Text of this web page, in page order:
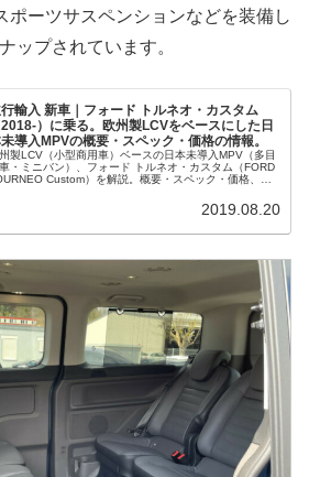
ポーツサスペンションなどを装備し
ップされています。
輸入 新車｜フォード トルネオ・カスタム
2018-）に乗る。欧州製LCVをベースにした日
導入MPVの概要・スペック・価格の情報。
製LCV（小型商用車）ベースの日本未導入MPV（多目
・ミニバン）、フォード トルネオ・カスタム（FORD
Custom）を解説。概要・スペック・価格、並
2019.08.20